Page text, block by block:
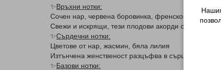
✨Връхни нотки:
Сочен нар, червена боровинка, френско грозде
Свежи и искрящи, тези плодови акорди отварят
✨Сърдечни нотки:
Цветове от нар, жасмин, бяла лилия
Изтънчена женственост разцъфва в сърцевината
✨Базови нотки: